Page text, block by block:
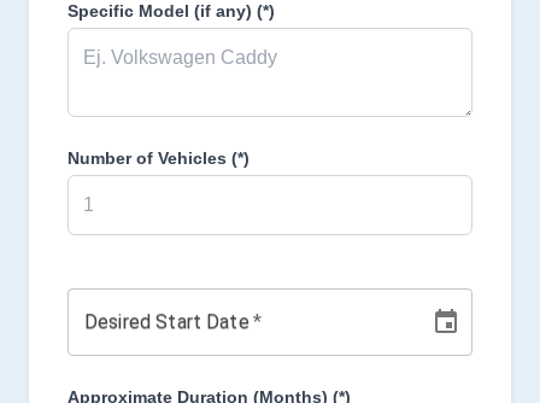
Specific Model (if any) (*)
Number of Vehicles (*)
Desired Start Date *
Approximate Duration (Months) (*)